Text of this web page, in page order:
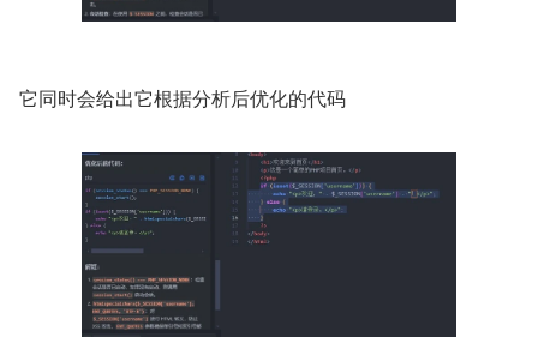
它同时会给出它根据分析后优化的代码